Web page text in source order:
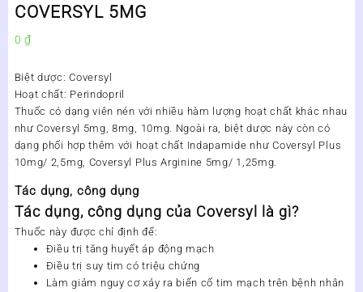
COVERSYL 5MG
0 ₫
Biệt dược: Coversyl
Hoạt chất: Perindopril
Thuốc có dạng viên nén với nhiều hàm lượng hoạt chất khác nhau
như Coversyl 5mg, 8mg, 10mg. Ngoài ra, biệt dược này còn có
dạng phối hợp thêm với hoạt chất Indapamide như Coversyl Plus
10mg/ 2,5mg, Coversyl Plus Arginine 5mg/ 1,25mg.
Tác dụng, công dụng
Tác dụng, công dụng của Coversyl là gì?
Thuốc này được chỉ định để:
Điều trị tăng huyết áp động mạch
Điều trị suy tim có triệu chứng
Làm giảm nguy cơ xảy ra biến cố tim mạch trên bệnh nhân